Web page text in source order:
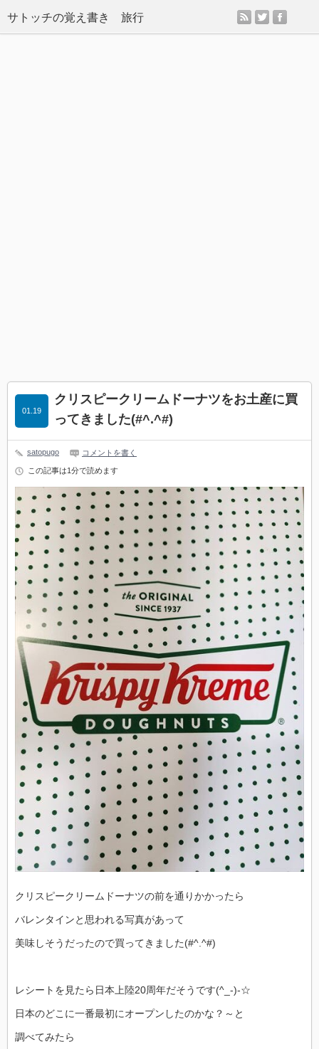
サトッチの覚え書き 旅行 rss twitter
クリスピークリームドーナツをお土産に買
ってきました(#^.^#)
01.19
satopugo コメントを書く
この記事は1分で読めます
クリスピークリームドーナツの前を通りかかったら
バレンタインと思われる写真があって
美味しそうだったので買ってきました(#^.^#)
レシートを見たら日本上陸20周年だそうです(^_-)-☆
日本のどこに一番最初にオープンしたのかな？～と
調べてみたら